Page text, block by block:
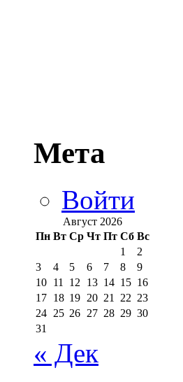
Мета
Войти
Август 2026
Пн Вт Ср Чт Пт Сб Вс
1
2
3
4 5 6 7 8
9
10 11 12 13 14 15 16
17 18 19 20 21 22 23
24 25 26 27 28 29 30
31
« Дек